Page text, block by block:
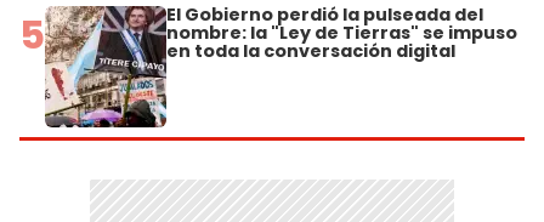
5 El Gobierno perdió la pulseada del
nombre: la "Ley de Tierras" se impuso
en toda la conversación digital